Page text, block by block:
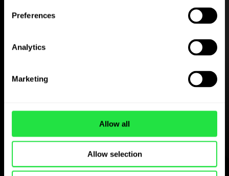
Preferences
Analytics
Marketing
Allow all
Allow selection
la aplicación ZEN.COM
y regístrese en pocos
Cambiar en la aplicación